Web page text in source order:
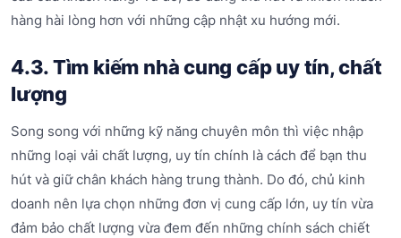
hàng hài lòng hơn với những cập nhật xu hướng mới.
4.3. Tìm kiếm nhà cung cấp uy tín, chất
lượng
Song song với những kỹ năng chuyên môn thì việc nhập
những loại vải chất lượng, uy tín chính là cách để bạn thu
hút và giữ chân khách hàng trung thành. Do đó, chủ kinh
doanh nên lựa chọn những đơn vị cung cấp lớn, uy tín vừa
đảm bảo chất lượng vừa đem đến những chính sách chiết